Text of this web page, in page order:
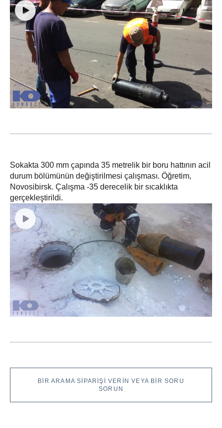
Sokakta 300 mm çapında 35 metrelik bir boru hattının acil
durum bölümünün değiştirilmesi çalışması. Öğretim,
Novosibirsk. Çalışma -35 derecelik bir sıcaklıkta
gerçekleştirildi.
BIR ARAMA SIPARIŞI VERIN VEYA BIR SORU
SORUN